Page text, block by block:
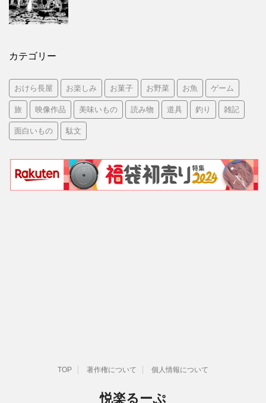
カテゴリー
おけら長屋 お楽しみ お菓子 お野菜 お魚 ゲーム
旅 映像作品 美味いもの 読み物 道具 釣り 雑記
面白いもの 駄文
TOP 著作権について 個人情報について
悦楽るーぷ